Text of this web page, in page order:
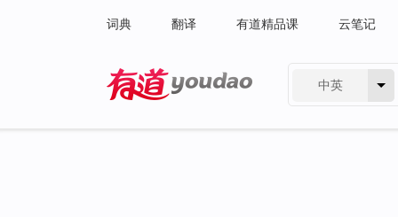
词典 翻译 有道精品课 云笔记
中英